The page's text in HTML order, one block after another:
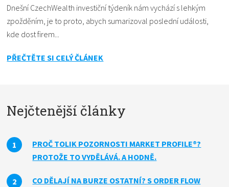
Dnešní CzechWealth investiční týdeník nám vychází s lehkým
zpožděním, je to proto, abych sumarizoval poslední události,
kde dost firem...
PŘEČTĚTE SI CELÝ ČLÁNEK
Nejčtenější články
PROČ TOLIK POZORNOSTI MARKET PROFILE®?
PROTOŽE TO VYDĚLÁVÁ. A HODNĚ.
CO DĚLAJÍ NA BURZE OSTATNÍ? S ORDER FLOW